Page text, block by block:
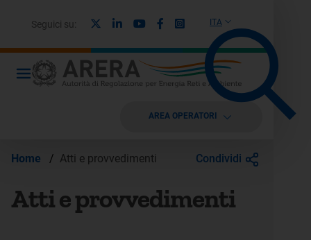
ITA
Seguici su: LinkedinYoutubeFacebook
Instagram
AREA OPERATORI
Home / Atti e provvedimenti Condividi
Atti e provvedimenti